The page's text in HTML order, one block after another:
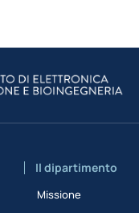
Il dipartimento
Missione